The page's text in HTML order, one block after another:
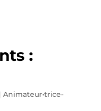
:
Animateur•trice-